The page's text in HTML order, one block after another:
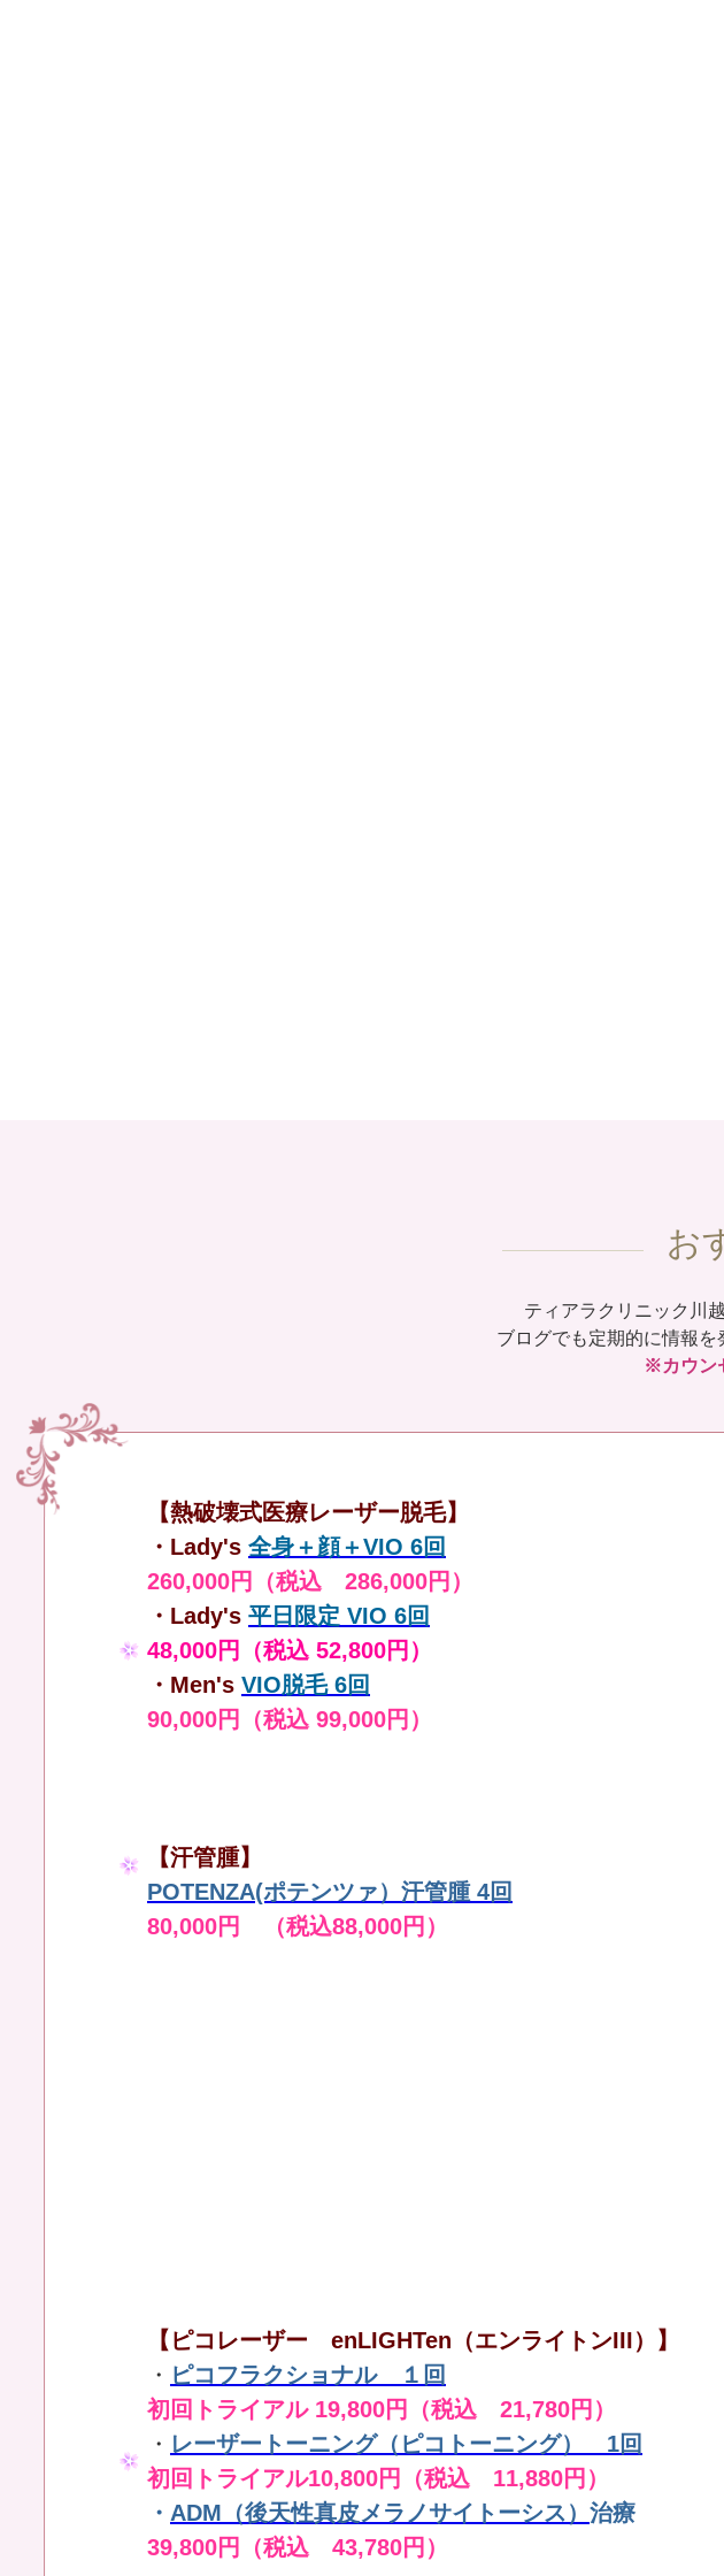
お
ティアラクリニック川
ブログでも定期的に情報を
※カウン
【熱破壊式医療レーザー脱毛】
・Lady's 全身＋顔＋VIO 6回
260,000円（税込 286,000円）
・Lady's 平日限定 VIO 6回
48,000円（税込 52,800円）
・Men's VIO脱毛 6回
90,000円（税込 99,000円）
【汗管腫】
POTENZA(ポテンツァ）汗管腫 4回
80,000円 （税込88,000円）
【ピコレーザー enLIGHTen（エンライトンIII）】
・ ピコフラクショナル １回
初回トライアル 19,800円（税込 21,780円）
・ レーザートーニング（ピコトーニング） 1回
初回トライアル10,800円（税込 11,880円）
・ ADM（後天性真皮メラノサイトーシス） 治療
39,800円（税込 43,780円）